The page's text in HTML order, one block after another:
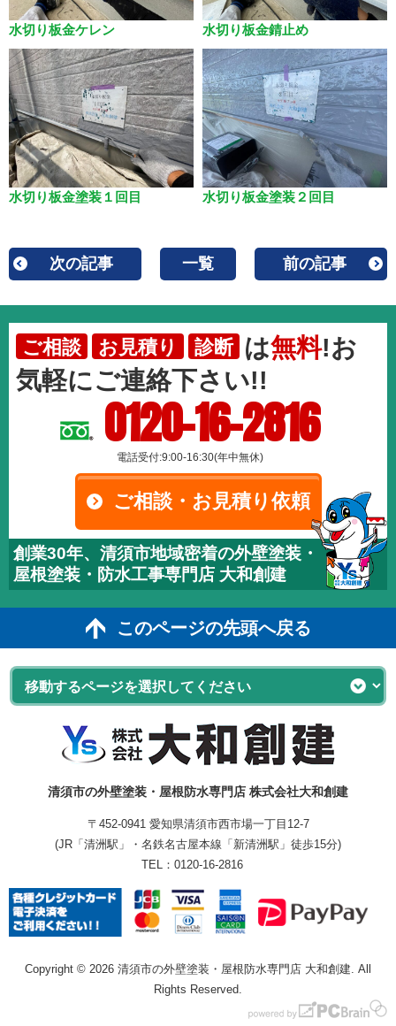
水切り板金ケレン 水切り板金錆止め
水切り板金塗装１回目 水切り板金塗装２回目
次の記事 一覧 前の記事
ご相談 お見積り 診断 は無料!お
気軽にご連絡下さい!!
0120-16-2816
電話受付:9:00-16:30(年中無休)
ご相談・お見積り依頼
創業30年、清須市地域密着の外壁塗装・
屋根塗装・防水工事専門店 大和創建
このページの先頭へ戻る
清須市の外壁塗装・屋根防水専門店 株式会社大和創建
〒452-0941 愛知県清須市西市場一丁目12-7
(JR「清洲駅」・名鉄名古屋本線「新清洲駅」徒歩15分)
TEL： 0120-16-2816
Copyright © 2026 清須市の外壁塗装・屋根防水専門店 大和創建. All
Rights Reserved.